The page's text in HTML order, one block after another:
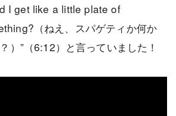
I get like a little plate of
（ねえ、スパゲティか何か
）”（6:12）と言っていました！